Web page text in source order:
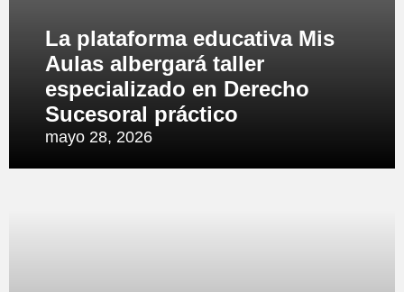
La plataforma educativa Mis
Aulas albergará taller
especializado en Derecho
Sucesoral práctico
mayo 28, 2026